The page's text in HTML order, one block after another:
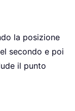
la posizione
secondo e poi
il punto